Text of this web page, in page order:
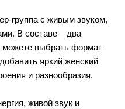
группа с живым звуком,
В составе – два
можете выбрать формат
яркий женский
и разнообразия.
живой звук и